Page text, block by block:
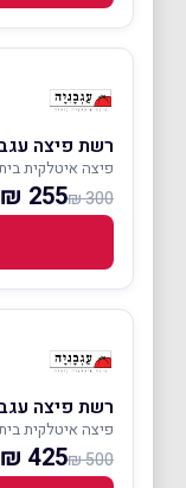
רשת פיצה
פיצה איטלקית
300 ₪
255 ₪
רשת פיצה
פיצה איטלקית
500 ₪
425 ₪